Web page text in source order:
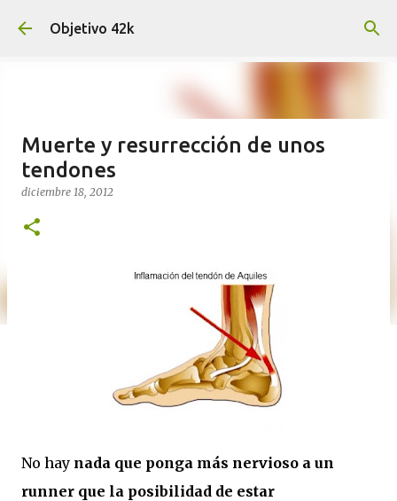
Ir al contenido principal
Objetivo 42k
Muerte y resurrección de unos
tendones
diciembre 18, 2012
No hay nada que ponga más nervioso a un
runner que la posibilidad de estar